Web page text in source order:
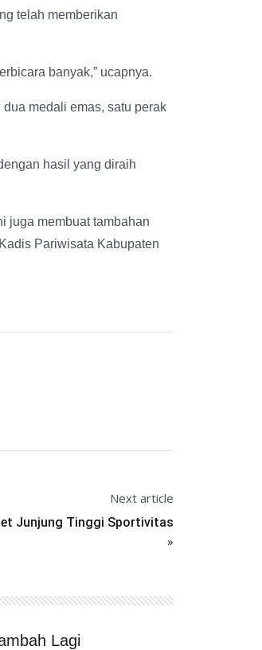
telah memberikan
banyak,” ucapnya.
medali emas, satu perak
hasil yang diraih
juga membuat tambahan
Pariwisata Kabupaten
Next article
Junjung Tinggi Sportivitas
»
Lagi